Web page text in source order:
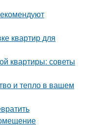
квартир для
квартиры: советы
и тепло в вашем